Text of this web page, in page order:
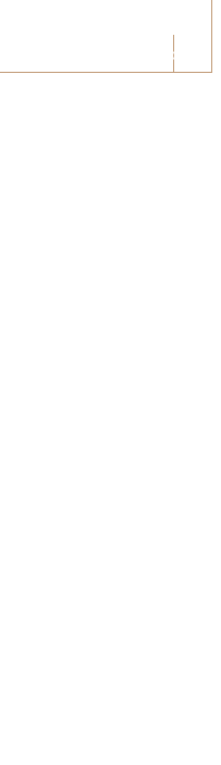
Cerca...